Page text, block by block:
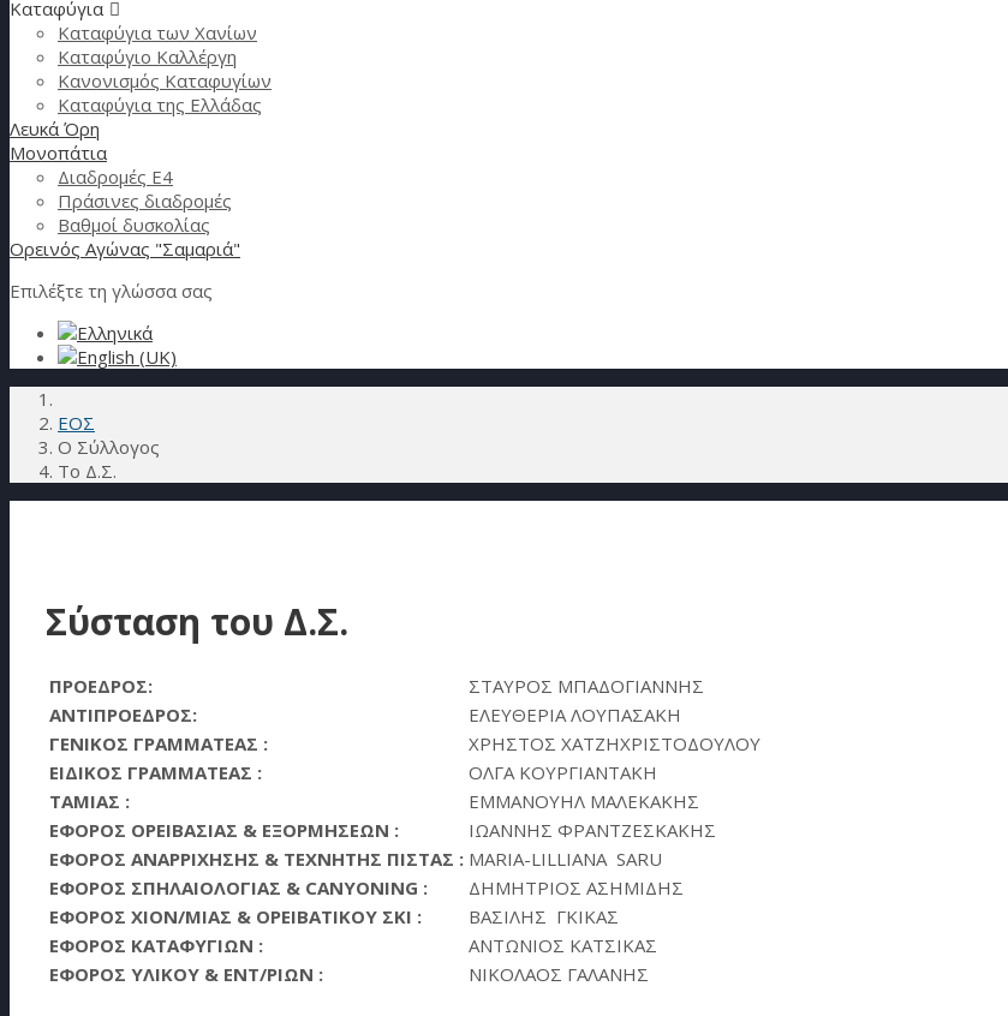
Καταφύγια
Καταφύγια των Χανίων
Καταφύγιο Καλλέργη
Κανονισμός Καταφυγίων
Καταφύγια της Ελλάδας
Λευκά Όρη
Μονοπάτια
Διαδρομές Ε4
Πράσινες διαδρομές
Βαθμοί δυσκολίας
Ορεινός Αγώνας "Σαμαριά"
Επιλέξτε τη γλώσσα σας
ΕΟΣ
Ο Σύλλογος
Το Δ.Σ.
Σύσταση του Δ.Σ.
ΠΡΟΕΔΡΟΣ:
ΣΤΑΥΡΟΣ ΜΠΑΔΟΓΙΑΝΝΗΣ
ΑΝΤΙΠΡΟΕΔΡΟΣ:
ΕΛΕΥΘΕΡΙΑ ΛΟΥΠΑΣΑΚΗ
ΓΕΝΙΚΟΣ ΓΡΑΜΜΑΤΕΑΣ :
ΧΡΗΣΤΟΣ ΧΑΤΖΗΧΡΙΣΤΟΔΟΥΛΟΥ
ΕΙΔΙΚΟΣ ΓΡΑΜΜΑΤΕΑΣ :
ΟΛΓΑ ΚΟΥΡΓΙΑΝΤΑΚΗ
ΤΑΜΙΑΣ :
ΕΜΜΑΝΟΥΗΛ ΜΑΛΕΚΑΚΗΣ
ΕΦΟΡΟΣ ΟΡΕΙΒΑΣΙΑΣ & ΕΞΟΡΜΗΣΕΩΝ :
ΙΩΑΝΝΗΣ ΦΡΑΝΤΖΕΣΚΑΚΗΣ
ΕΦΟΡΟΣ ΑΝΑΡΡΙΧΗΣΗΣ & ΤΕΧΝΗΤΗΣ ΠΙΣΤΑΣ : MARIA-LILLIANA SARU
ΕΦΟΡΟΣ ΣΠΗΛΑΙΟΛΟΓΙΑΣ & CANYONING :
ΔΗΜΗΤΡΙΟΣ ΑΣΗΜΙΔΗΣ
ΕΦΟΡΟΣ ΧΙΟΝ/ΜΙΑΣ & ΟΡΕΙΒΑΤΙΚΟΥ ΣΚΙ :
ΒΑΣΙΛΗΣ ΓΚΙΚΑΣ
ΕΦΟΡΟΣ ΚΑΤΑΦΥΓΙΩΝ :
ΑΝΤΩΝΙΟΣ ΚΑΤΣΙΚΑΣ
ΕΦΟΡΟΣ ΥΛΙΚΟΥ & ΕΝΤ/ΡΙΩΝ :
ΝΙΚΟΛΑΟΣ ΓΑΛΑΝΗΣ